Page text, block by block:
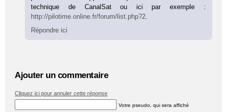
technique de CanalSat ou ici par exemple :
http://pilotime.online.fr/forum/list.php?2.
Répondre ici
Ajouter un commentaire
Cliquez ici pour annuler cette réponse
Votre pseudo, qui sera affiché